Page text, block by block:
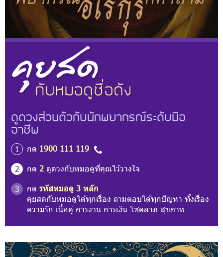
ดูดวงส่วนตัวกับนักพยากรณ์ระดับมือ
อาชีพ
1 กด 1900 111 119
2
กด 2 ดูดวงกับหมอดูที่คุณไว้วางใจ
3
กด รหัสหมอดู 3 หลัก
คุยสดกับหมอดูได้ทุกเรื่อง ถามตอบได้ทุกปัญหา ทั้งเรื่อง
ความรัก เนื้อคู่ การงาน การเงิน โชคลาภ สุขภาพ